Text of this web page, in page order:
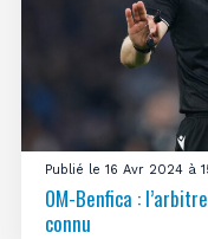
Publié le 16 Avr 2024 à
OM-Benfica :
connu